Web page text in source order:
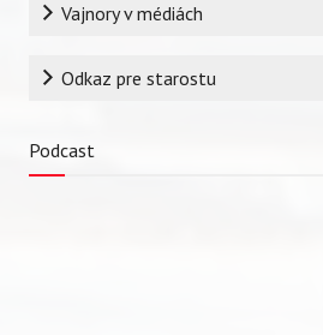
Vajnory v médiách
Odkaz pre starostu
Podcast